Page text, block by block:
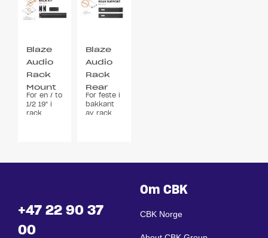
Blaze
Audio
Rack
Mount
Kit
Half-
For en / to
1/2 19" i
rack
Blaze
Audio
Rack
Rear
Support
Kit
For feste i
bakkant
av rack
+47 22 90 37
00
Om CBK
CBK Norge